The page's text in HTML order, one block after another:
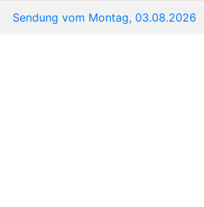
Sendung vom Montag, 03.08.2026